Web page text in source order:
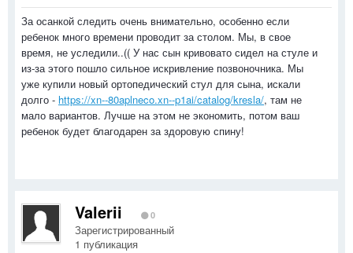
За осанкой следить очень внимательно, особенно если
ребенок много времени проводит за столом. Мы, в свое
время, не уследили..(( У нас сын кривовато сидел на стуле и
из-за этого пошло сильное искривление позвоночника. Мы
уже купили новый ортопедический стул для сына, искали
долго - https://xn--80aplneco.xn--p1ai/catalog/kresla/, там не
мало вариантов. Лучше на этом не экономить, потом ваш
ребенок будет благодарен за здоровую спину!
Valerii 0
Зарегистрированный
1 публикация